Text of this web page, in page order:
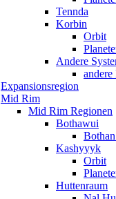
Tennda
Korbin
Orbit
Andere
andere
Expansionsregion
Mid Rim
Mid Rim Regionen
Bothawui
Kashyyyk
Orbit
Huttenraum